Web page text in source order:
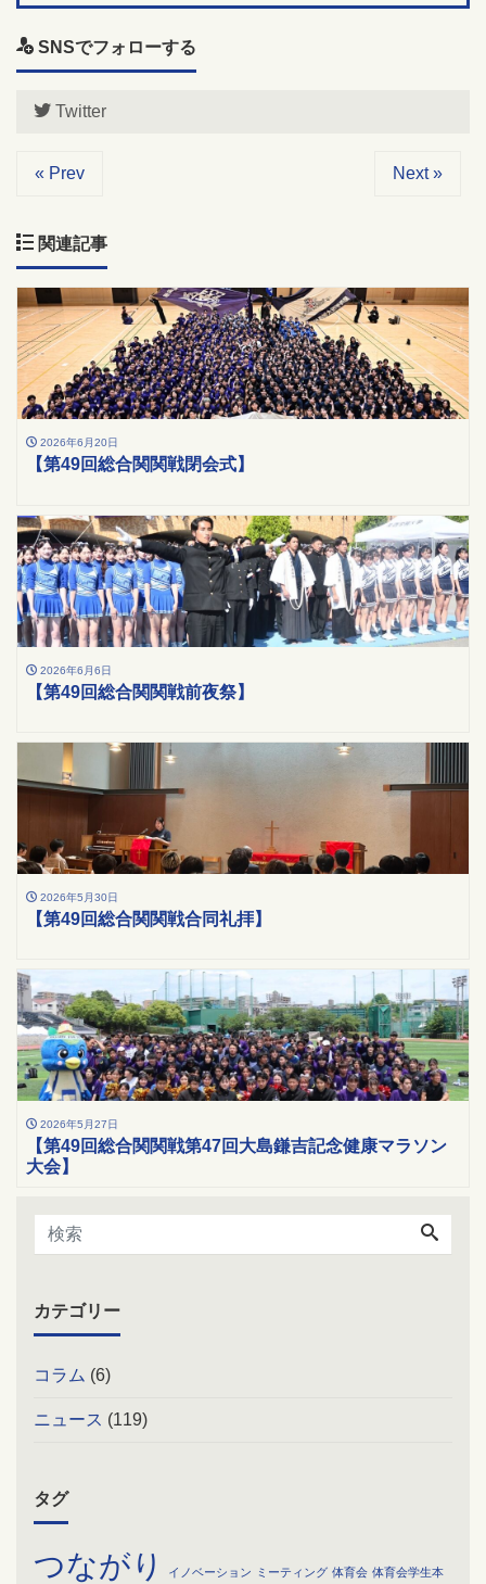
SNSでフォローする
Twitter
« Prev Next »
関連記事
2026年6月20日
【第49回総合関関戦閉会式】
2026年6月6日
【第49回総合関関戦前夜祭】
2026年5月30日
【第49回総合関関戦合同礼拝】
2026年5月27日
【第49回総合関関戦第47回大島鎌吉記念健康マラソン
大会】
カテゴリー
コラム (6)
ニュース (119)
タグ
つながり イノベーション ミーティング 体育会 体育会学生本